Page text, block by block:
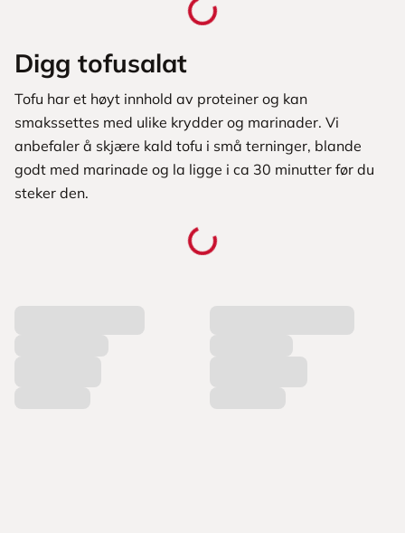
Digg tofusalat
Tofu har et høyt innhold av proteiner og kan
smakssettes med ulike krydder og marinader. Vi
anbefaler å skjære kald tofu i små terninger, blande
godt med marinade og la ligge i ca 30 minutter før du
steker den.
a
s
t